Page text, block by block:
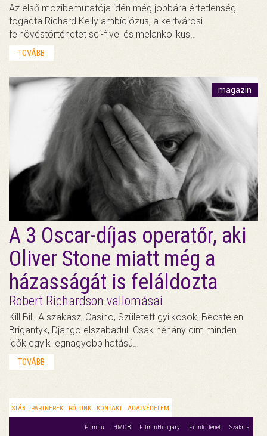
Az első mozibemutatója idén még jobbára értetlenség
fogadta Richard Kelly ambíciózus, a kertvárosi
felnövéstörténetet sci-fivel és melankolikus…
TOVÁBB
magazin
A 3 Oscar-díjas operatőr, aki
Oliver Stone miatt még a
házasságát is feláldozta
Robert Richardson vallomásai
Kill Bill, A szakasz, Casino, Született gyilkosok, Becstelen
Brigantyk, Django elszabadul. Csak néhány cím minden
idők egyik legnagyobb hatású…
TOVÁBB
STÁB PARTNEREK RÓLUNK KONTAKT ADATVÉDELEM
Filmhu HMDB FilmInHungary Filmtörténet Szakma